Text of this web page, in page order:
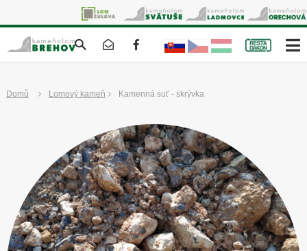
Domů Lomový kameň Kamenná suť - skrývka